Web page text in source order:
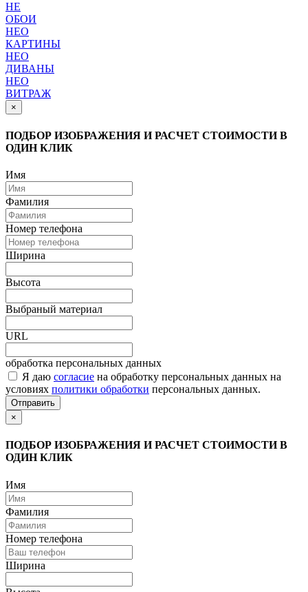
НЕ
ОБОИ
НЕО
КАРТИНЫ
НЕО
ДИВАНЫ
НЕО
ВИТРАЖ
×
ПОДБОР ИЗОБРАЖЕНИЯ И РАСЧЕТ СТОИМОСТИ В
ОДИН КЛИК
Имя
Фамилия
Номер телефона
Ширина
Высота
Выбраный материал
URL
обработка персональных данных
Я даю согласие на обработку персональных данных на
условиях политики обработки персональных данных.
Отправить
×
ПОДБОР ИЗОБРАЖЕНИЯ И РАСЧЕТ СТОИМОСТИ В
ОДИН КЛИК
Имя
Фамилия
Номер телефона
Ширина